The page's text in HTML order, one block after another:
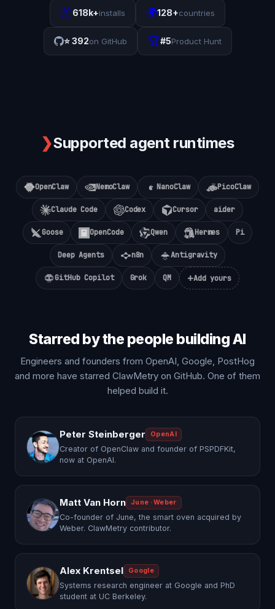
📦618k+installs 🌍128+countries
⭐392on GitHub 🏆#5Product Hunt
❯Supported agent runtimes
OpenClaw NemoClaw NanoClaw PicoClaw
Claude Code Codex Cursor aider
Goose OpenCode Qwen Hermes Pi
Deep Agents n8n Antigravity
GitHub Copilot Grok QM +Add yours
Starred by the people building AI
Engineers and founders from OpenAI, Google, PostHog
and more have starred ClawMetry on GitHub. One of them
helped build it.
Peter Steinberger OpenAI
Creator of OpenClaw and founder of PSPDFKit,
now at OpenAI.
Matt Van Horn June · Weber
Co-founder of June, the smart oven acquired by
Weber. ClawMetry contributor.
Alex Krentsel Google
Systems research engineer at Google and PhD
student at UC Berkeley.